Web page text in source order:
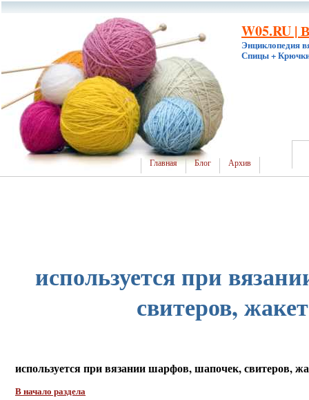
W05.RU |
Энциклопедия
Спицы +
Главная Блог Архив
используется при
свитеров,
используется при вязании шарфов, шапочек, свитеров,
В начало раздела